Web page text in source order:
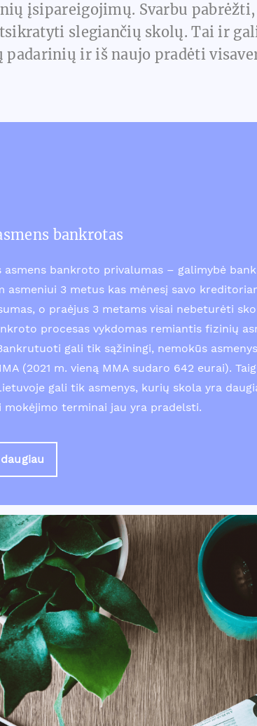
įsipareigojimų. Svarbu
slegiančių skolų. Tai ir
padarinių ir iš naujo pradėti
bankrotas
asmens bankroto privalumas – galimybė
asmeniui 3 metus kas mėnesį savo
o praėjus 3 metams visai nebeturėti
procesas vykdomas remiantis fizinių
gali tik sąžiningi, nemokūs
(2021 m. vieną MMA sudaro 642 eurai).
gali tik asmenys, kurių skola yra
mokėjimo terminai jau yra pradelsti.